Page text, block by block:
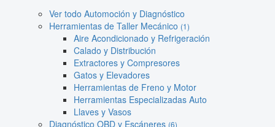
Ver todo Automoción y Diagnóstico
Herramientas de Taller Mecánico (1)
Aire Acondicionado y Refrigeración
Calado y Distribución
Extractores y Compresores
Gatos y Elevadores
Herramientas de Freno y Motor
Herramientas Especializadas Auto
Llaves y Vasos
Diagnóstico OBD y Escáneres (6)